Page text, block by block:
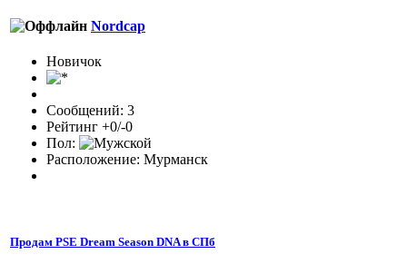
Nordcap
Новичок
Сообщений: 3
Рейтинг +0/-0
Пол:
Расположение: Мурманск
Продам PSE Dream Season DNA в СПб